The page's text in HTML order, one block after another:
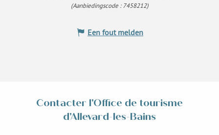
(Aanbiedingscode :7458212)
Een fout melden
Contacter l'Office de tourisme
d'Allevard-les-Bains